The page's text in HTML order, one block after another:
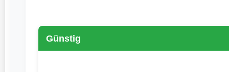
Günstig